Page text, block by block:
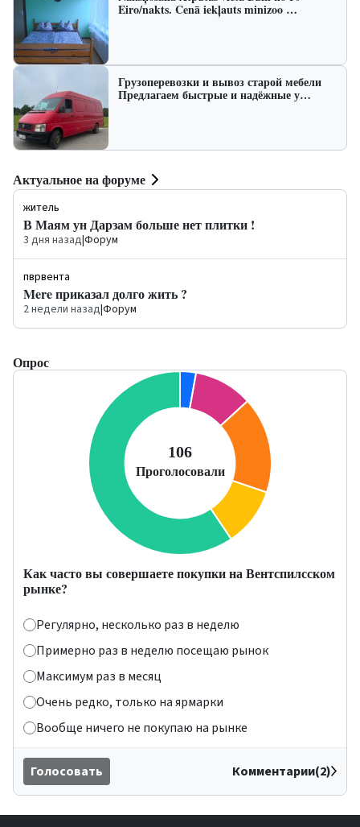
Eiro/nakts. Cenā iekļauts minizoo …
Грузоперевозки и вывоз старой мебели
Предлагаем быстрые и надёжные у…
Актуальное на форуме
житель
В Маям ун Дарзам больше нет плитки !
3 дня назад|Форум
пврвента
Mere приказал долго жить ?
2 недели назад|Форум
Опрос
Как часто вы совершаете покупки на Вентспилсском
рынке?
Регулярно, несколько раз в неделю
Примерно раз в неделю посещаю рынок
Максимум раз в месяц
Очень редко, только на ярмарки
Вообще ничего не покупаю на рынке
Голосовать Комментарии(2)